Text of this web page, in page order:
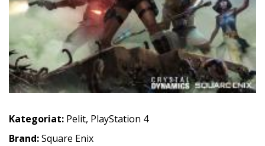
Kategoriat: Pelit, PlayStation 4
Brand:Square Enix